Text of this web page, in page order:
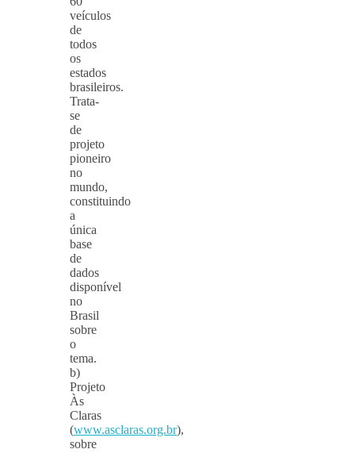
veículos
de
todos
os
estados
brasileiros.
Trata-
se
de
projeto
pioneiro
no
mundo,
constituindo
a
única
base
de
dados
disponível
no
Brasil
sobre
o
tema.
b)
Projeto
Às
Claras
(www.asclaras.org.br),
sobre